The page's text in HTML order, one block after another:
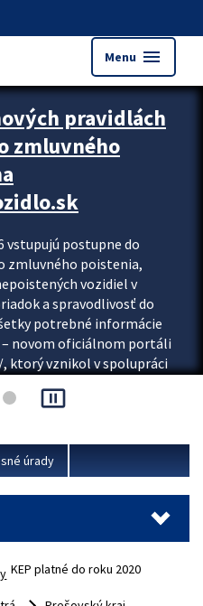
Menu menu
pravidlách
zmluvného
vstupujú postupne do
zmluvného poistenia,
vozidiel v
a spravodlivosť do
potrebné informácie
novom oficiálnom portáli
ktorý vznikol v spolupráci
Ministerstva vnútra SR.
pause_presentation
úrady
KEP platné do roku 2020